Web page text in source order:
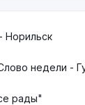
Норильск
недели -
рады"